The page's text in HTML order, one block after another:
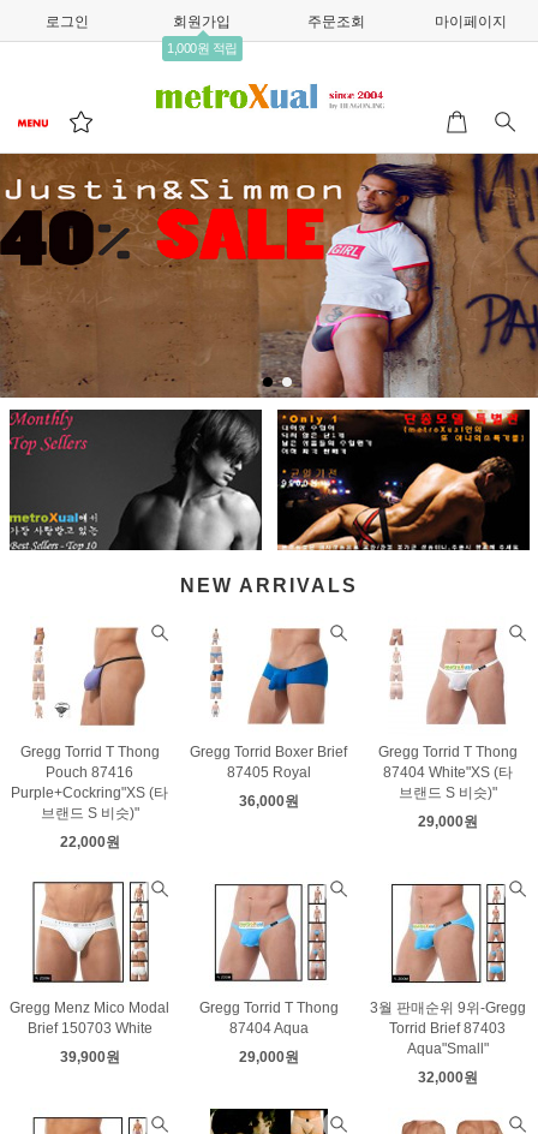
로그인 회원가입
1,000원 적립
주문조회 마이페이지
NEW ARRIVALS
Gregg Torrid T Thong
Pouch 87416
Purple+Cockring"XS (타
브랜드 S 비슷)"
22,000원
Gregg Torrid Boxer Brief
87405 Royal
36,000원
Gregg Torrid T Thong
87404 White"XS (타
브랜드 S 비슷)"
29,000원
Gregg Menz Mico Modal
Brief 150703 White
39,900원
Gregg Torrid T Thong
87404 Aqua
29,000원
3월 판매순위 9위-Gregg
Torrid Brief 87403
Aqua"Small"
32,000원